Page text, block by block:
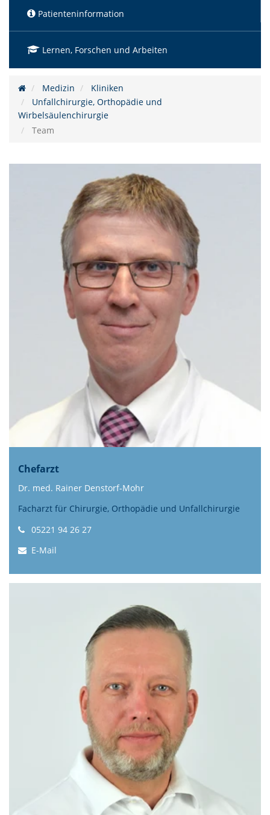
Patienteninformation
Lernen, Forschen und Arbeiten
Medizin
Kliniken
Unfallchirurgie, Orthopädie und
Wirbelsäulenchirurgie
Team
Chefarzt
Dr. med. Rainer Denstorf-Mohr
Facharzt für Chirurgie, Orthopädie und Unfallchirurgie
05221 94 26 27
E-Mail